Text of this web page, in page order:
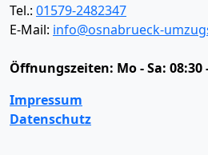
Tel.: 01579-2482347
E-Mail: info@osnabrueck-
Öffnungszeiten: Mo - Sa:
Impressum
Datenschutz